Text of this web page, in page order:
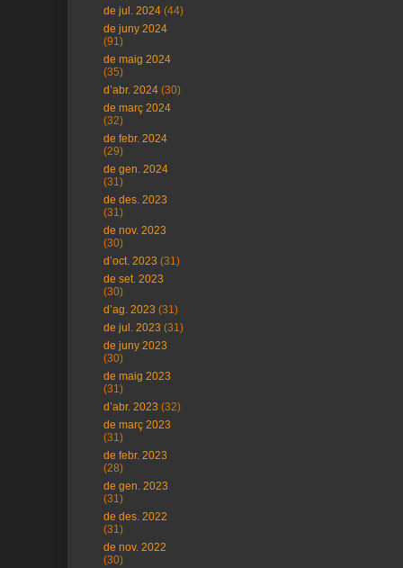
de jul. 2024 (44)
de juny 2024
(91)
de maig 2024
(35)
d’abr. 2024 (30)
de març 2024
(32)
de febr. 2024
(29)
de gen. 2024
(31)
de des. 2023
(31)
de nov. 2023
(30)
d’oct. 2023 (31)
de set. 2023
(30)
d’ag. 2023 (31)
de jul. 2023 (31)
de juny 2023
(30)
de maig 2023
(31)
d’abr. 2023 (32)
de març 2023
(31)
de febr. 2023
(28)
de gen. 2023
(31)
de des. 2022
(31)
de nov. 2022
(30)